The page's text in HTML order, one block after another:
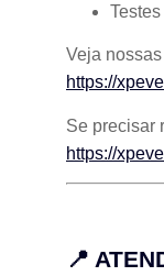
Veja
https://
Se precisar
https://
📍